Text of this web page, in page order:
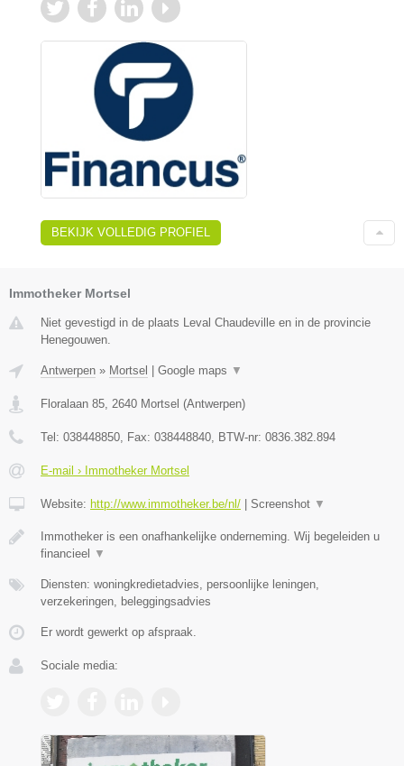
BEKIJK VOLLEDIG PROFIEL
Immotheker Mortsel
Niet gevestigd in de plaats Leval Chaudeville en in de provincie
Henegouwen.
Antwerpen » Mortsel Google maps ▼
Floralaan 85, 2640 Mortsel (Antwerpen)
Tel: 038448850, Fax: 038448840, BTW-nr: 0836.382.894
E-mail › Immotheker Mortsel
Website: http://www.immotheker.be/nl/ Screenshot ▼
Immotheker is een onafhankelijke onderneming. Wij begeleiden u
financieel
▼
Diensten: woningkredietadvies, persoonlijke leningen,
verzekeringen, beleggingsadvies
Er wordt gewerkt op afspraak.
Sociale media: